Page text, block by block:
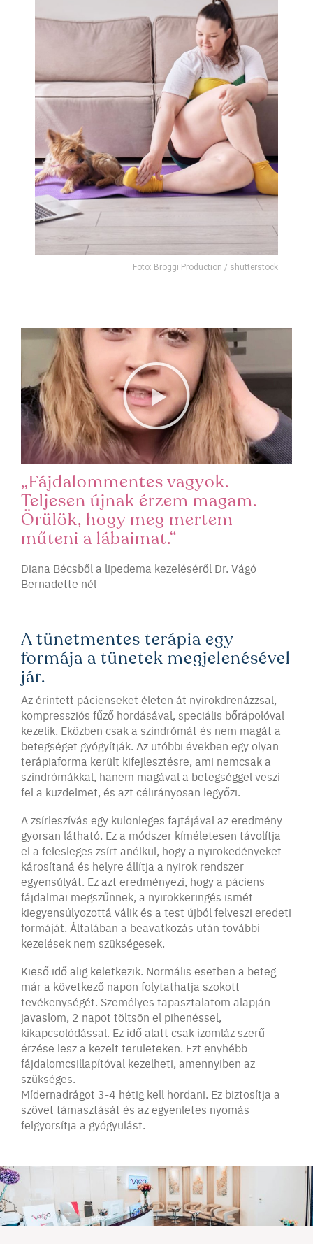
Foto: Broggi Production / shutterstock
„Fájdalommentes vagyok.
Teljesen újnak érzem magam.
Örülök, hogy meg mertem
műteni a lábaimat.“
Diana Bécsből a lipedema kezeléséről Dr. Vágó
Bernadette nél
A tünetmentes terápia egy
formája a tünetek megjelenésével
jár.
Az érintett pácienseket életen át nyirokdrenázzsal,
kompressziós fűző hordásával, speciális bőrápolóval
kezelik. Eközben csak a szindrómát és nem magát a
betegséget gyógyítják. Az utóbbi években egy olyan
terápiaforma került kifejlesztésre, ami nemcsak a
szindrómákkal, hanem magával a betegséggel veszi
fel a küzdelmet, és azt célirányosan legyőzi.
A zsírleszívás egy különleges fajtájával az eredmény
gyorsan látható. Ez a módszer kíméletesen távolítja
el a felesleges zsírt anélkül, hogy a nyirokedényeket
károsítaná és helyre állítja a nyirok rendszer
egyensúlyát. Ez azt eredményezi, hogy a páciens
fájdalmai megszűnnek, a nyirokkeringés ismét
kiegyensúlyozottá válik és a test újból felveszi eredeti
formáját. Általában a beavatkozás után további
kezelések nem szükségesek.
Kieső idő alig keletkezik. Normális esetben a beteg
már a következő napon folytathatja szokott
tevékenységét. Személyes tapasztalatom alapján
javaslom, 2 napot töltsön el pihenéssel,
kikapcsolódással. Ez idő alatt csak izomláz szerű
érzése lesz a kezelt területeken. Ezt enyhébb
fájdalomcsillapítóval kezelheti, amennyiben az
szükséges.
Mídernadrágot 3-4 hétig kell hordani. Ez biztosítja a
szövet támasztását és az egyenletes nyomás
felgyorsítja a gyógyulást.